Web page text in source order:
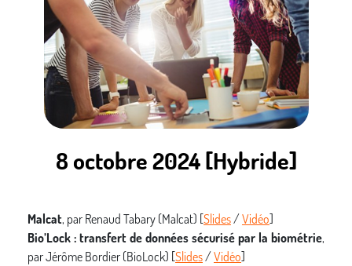
8 octobre 2024 [Hybride]
Malcat, par Renaud Tabary (Malcat) [Slides/Vidéo]
Bio’Lock : transfert de données sécurisé par la biométrie,
par Jérôme Bordier (BioLock) [Slides/Vidéo]